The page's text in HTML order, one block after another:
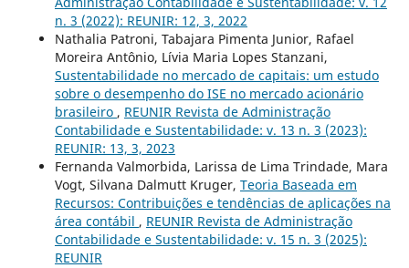
n. 3 (2022): REUNIR: 12, 3, 2022
Nathalia Patroni, Tabajara Pimenta Junior, Rafael
Moreira Antônio, Lívia Maria Lopes Stanzani,
Sustentabilidade no mercado de capitais: um estudo
sobre o desempenho do ISE no mercado acionário
brasileiro , REUNIR Revista de Administração
Contabilidade e Sustentabilidade: v. 13 n. 3 (2023):
REUNIR: 13, 3, 2023
Fernanda Valmorbida, Larissa de Lima Trindade, Mara
Vogt, Silvana Dalmutt Kruger, Teoria Baseada em
Recursos: Contribuições e tendências de aplicações na
área contábil , REUNIR Revista de Administração
Contabilidade e Sustentabilidade: v. 15 n. 3 (2025):
REUNIR